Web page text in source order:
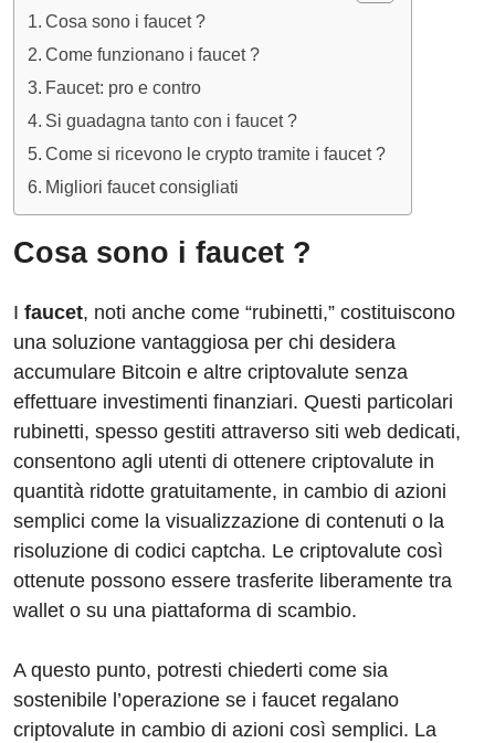
Cosa sono i faucet ?
Come funzionano i faucet ?
Faucet: pro e contro
Si guadagna tanto con i faucet ?
Come si ricevono le crypto tramite i faucet ?
Migliori faucet consigliati
Cosa sono i faucet ?
I faucet, noti anche come “rubinetti,” costituiscono
una soluzione vantaggiosa per chi desidera
accumulare Bitcoin e altre criptovalute senza
effettuare investimenti finanziari. Questi particolari
rubinetti, spesso gestiti attraverso siti web dedicati,
consentono agli utenti di ottenere criptovalute in
quantità ridotte gratuitamente, in cambio di azioni
semplici come la visualizzazione di contenuti o la
risoluzione di codici captcha. Le criptovalute così
ottenute possono essere trasferite liberamente tra
wallet o su una piattaforma di scambio.
A questo punto, potresti chiederti come sia
sostenibile l’operazione se i faucet regalano
criptovalute in cambio di azioni così semplici. La